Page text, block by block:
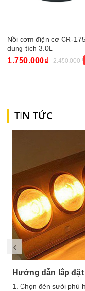
Nồi cơm điện cơ CR-
dung tích 3.0L
1.750.000₫ 2.450.000₫
TIN TỨC
Hướng dẫn lắp
1. Chọn đèn sưởi phù